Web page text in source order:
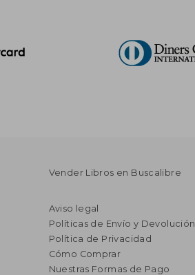
Vender Libros en Buscalibre
Aviso legal
Políticas de Envío y Devolución
Política de Privacidad
Cómo Comprar
Nuestras Formas de Pago